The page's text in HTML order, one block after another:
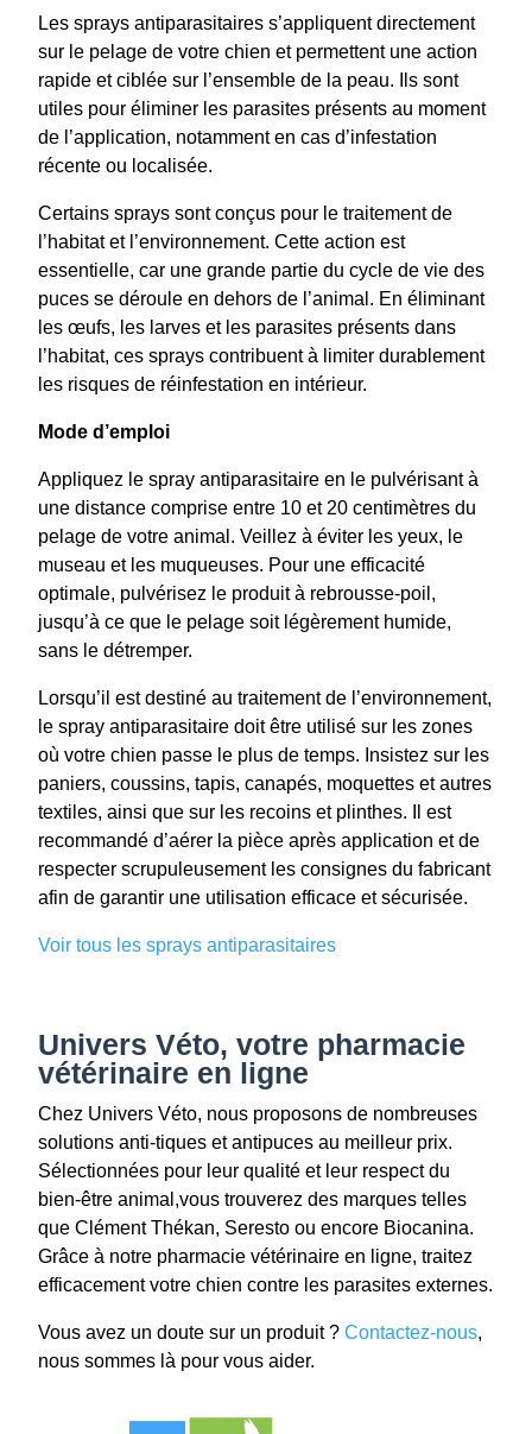
Les sprays antiparasitaires s’appliquent directement
sur le pelage de votre chien et permettent une action
rapide et ciblée sur l’ensemble de la peau. Ils sont
utiles pour éliminer les parasites présents au moment
de l’application, notamment en cas d’infestation
récente ou localisée.
Certains sprays sont conçus pour le traitement de
l’habitat et l’environnement. Cette action est
essentielle, car une grande partie du cycle de vie des
puces se déroule en dehors de l’animal. En éliminant
les œufs, les larves et les parasites présents dans
l’habitat, ces sprays contribuent à limiter durablement
les risques de réinfestation en intérieur.
Mode d’emploi
Appliquez le spray antiparasitaire en le pulvérisant à
une distance comprise entre 10 et 20 centimètres du
pelage de votre animal. Veillez à éviter les yeux, le
museau et les muqueuses. Pour une efficacité
optimale, pulvérisez le produit à rebrousse-poil,
jusqu’à ce que le pelage soit légèrement humide,
sans le détremper.
Lorsqu’il est destiné au traitement de l’environnement,
le spray antiparasitaire doit être utilisé sur les zones
où votre chien passe le plus de temps. Insistez sur les
paniers, coussins, tapis, canapés, moquettes et autres
textiles, ainsi que sur les recoins et plinthes. Il est
recommandé d’aérer la pièce après application et de
respecter scrupuleusement les consignes du fabricant
afin de garantir une utilisation efficace et sécurisée.
Voir tous les sprays antiparasitaires
Univers Véto, votre pharmacie
vétérinaire en ligne
Chez Univers Véto, nous proposons de nombreuses
solutions anti-tiques et antipuces au meilleur prix.
Sélectionnées pour leur qualité et leur respect du
bien-être animal,vous trouverez des marques telles
que Clément Thékan, Seresto ou encore Biocanina.
Grâce à notre pharmacie vétérinaire en ligne, traitez
efficacement votre chien contre les parasites externes.
Vous avez un doute sur un produit ? Contactez-nous,
nous sommes là pour vous aider.